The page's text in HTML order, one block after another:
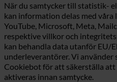
När du samtycker till statistik-
kan information delas med våra
YouTube, Microsoft, Meta,
respektive villkor och
kan behandla data utanför EU/
underleverantörer. Vi använder
Cookiebot för att säkerställa
aktiveras innan samtycke.